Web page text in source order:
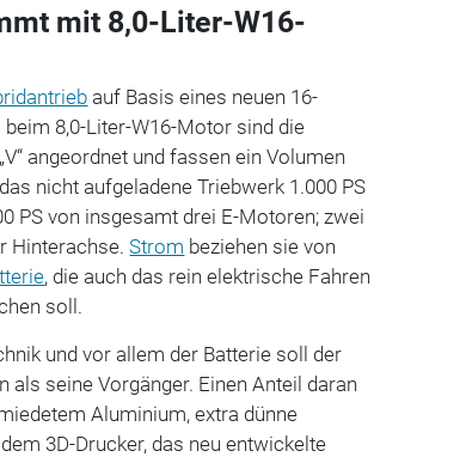
mit 8,0-Liter-W16-
auf Basis eines neuen 16-
8,0-Liter-W16-Motor sind die
angeordnet und fassen ein Volumen
nicht aufgeladene Triebwerk 1.000 PS
PS von insgesamt drei E-Motoren; zwei
Hinterachse.Strom beziehen sie von
, die auch das rein elektrische Fahren
soll.
und vor allem der Batterie soll der
seine Vorgänger. Einen Anteil daran
Aluminium, extra dünne
3D-Drucker, das neu entwickelte